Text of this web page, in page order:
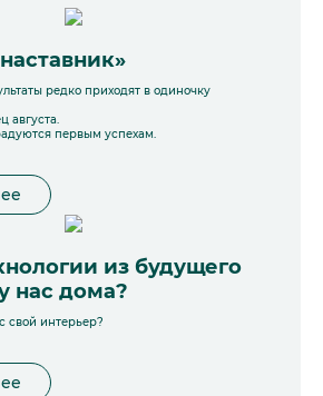
редко приходят в одиночку
августа.
первым успехам.
из будущего
нас дома?
свой интерьер?